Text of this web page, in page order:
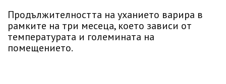
Продължителността на уханието варира в
рамките на три месеца, което зависи от
температурата и големината на
помещението.